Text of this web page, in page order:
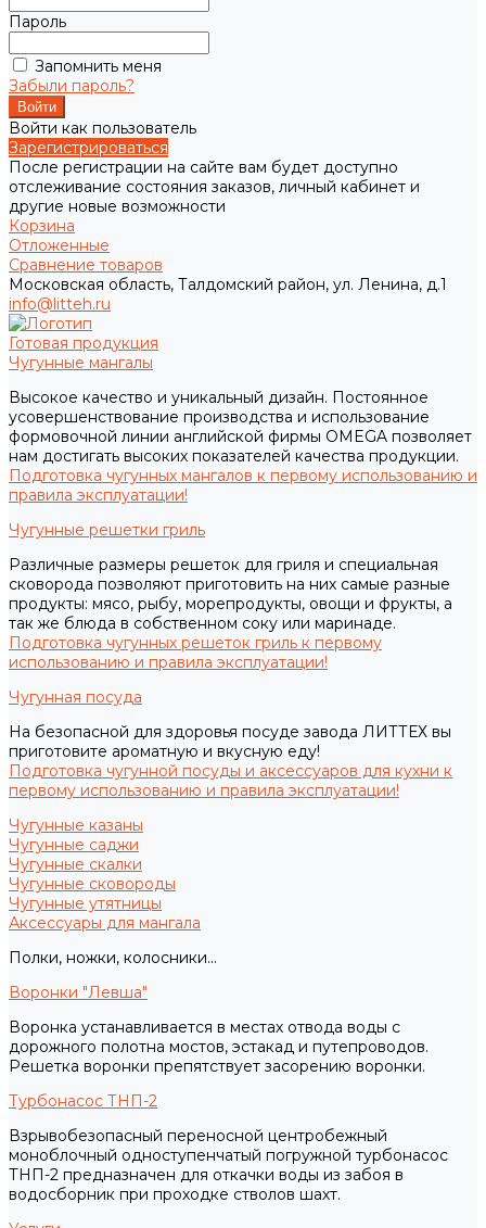
Пароль
Запомнить меня
Забыли пароль?
Войти как пользователь
Зарегистрироваться
После регистрации на сайте вам будет доступно
отслеживание состояния заказов, личный кабинет и
другие новые возможности
Корзина
Отложенные
Сравнение товаров
Московская область, Талдомский район, ул. Ленина, д.1
info@litteh.ru
Готовая продукция
Чугунные мангалы
Высокое качество и уникальный дизайн. Постоянное
усовершенствование производства и использование
формовочной линии английской фирмы OMEGA позволяет
нам достигать высоких показателей качества продукции.
Подготовка чугунных мангалов к первому использованию и
правила эксплуатации!
Чугунные решетки гриль
Различные размеры решеток для гриля и специальная
сковорода позволяют приготовить на них самые разные
продукты: мясо, рыбу, морепродукты, овощи и фрукты, а
так же блюда в собственном соку или маринаде.
Подготовка чугунных решеток гриль к первому
использованию и правила эксплуатации!
Чугунная посуда
На безопасной для здоровья посуде завода ЛИТТЕХ вы
приготовите ароматную и вкусную еду!
Подготовка чугунной посуды и аксессуаров для кухни к
первому использованию и правила эксплуатации!
Чугунные казаны
Чугунные саджи
Чугунные скалки
Чугунные сковороды
Чугунные утятницы
Аксессуары для мангала
Полки, ножки, колосники...
Воронки "Левша"
Воронка устанавливается в местах отвода воды с
дорожного полотна мостов, эстакад и путепроводов.
Решетка воронки препятствует засорению воронки.
Турбонасос ТНП-2
Взрывобезопасный переносной центробежный
моноблочный одноступенчатый погружной турбонасос
ТНП-2 предназначен для откачки воды из забоя в
водосборник при проходке стволов шахт.